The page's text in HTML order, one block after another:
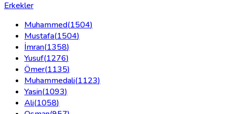
Erkekler
Muhammed(1504)
Mustafa(1504)
İmran(1358)
Yusuf(1276)
Ömer(1135)
Muhammedali(1123)
Yasin(1093)
Ali(1058)